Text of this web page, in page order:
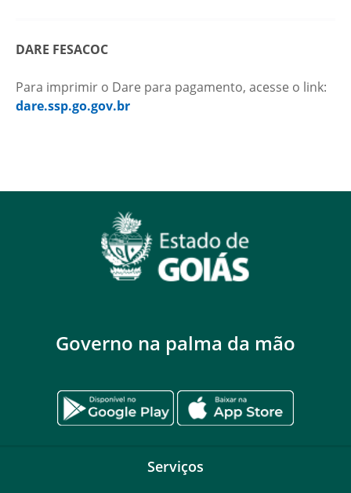
DARE FESACOC
Para imprimir o Dare para pagamento, acesse o link:
dare.ssp.go.gov.br
Governo na palma da mão
Serviços